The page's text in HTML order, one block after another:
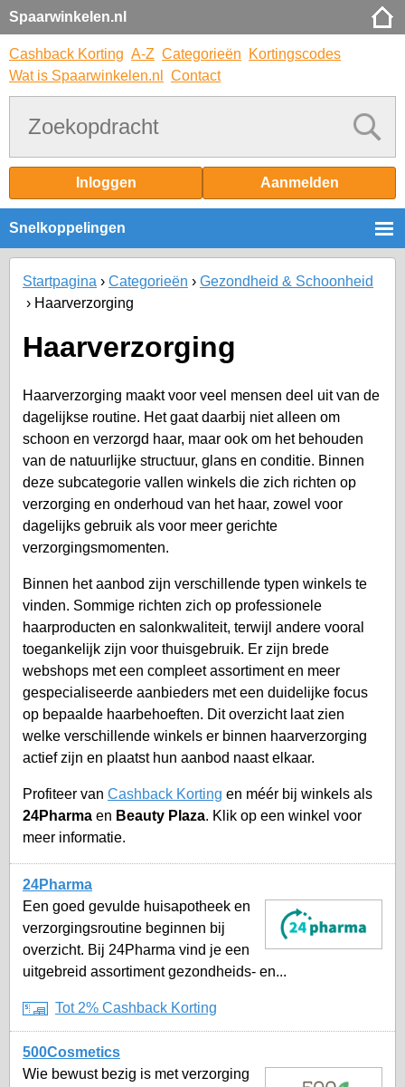
Spaarwinkelen.nl
Cashback Korting A-Z Categorieën
Kortingscodes
Wat is Spaarwinkelen.nl
Contact
Inloggen Aanmelden
Snelkoppelingen
Startpagina Categorieën
Gezondheid & Schoonheid
Haarverzorging
Haarverzorging
Haarverzorging maakt voor veel mensen deel uit van de
dagelijkse routine. Het gaat daarbij niet alleen om
schoon en verzorgd haar, maar ook om het behouden
van de natuurlijke structuur, glans en conditie. Binnen
deze subcategorie vallen winkels die zich richten op
verzorging en onderhoud van het haar, zowel voor
dagelijks gebruik als voor meer gerichte
verzorgingsmomenten.
Binnen het aanbod zijn verschillende typen winkels te
vinden. Sommige richten zich op professionele
haarproducten en salonkwaliteit, terwijl andere vooral
toegankelijk zijn voor thuisgebruik. Er zijn brede
webshops met een compleet assortiment en meer
gespecialiseerde aanbieders met een duidelijke focus
op bepaalde haarbehoeften. Dit overzicht laat zien
welke verschillende winkels er binnen haarverzorging
actief zijn en plaatst hun aanbod naast elkaar.
Profiteer van Cashback Korting en méér bij winkels als
24Pharma en Beauty Plaza. Klik op een winkel voor
meer informatie.
24Pharma
Een goed gevulde huisapotheek en
verzorgingsroutine beginnen bij
overzicht. Bij 24Pharma vind je een
uitgebreid assortiment gezondheids- en...
Tot 2% Cashback Korting
500Cosmetics
Wie bewust bezig is met verzorging